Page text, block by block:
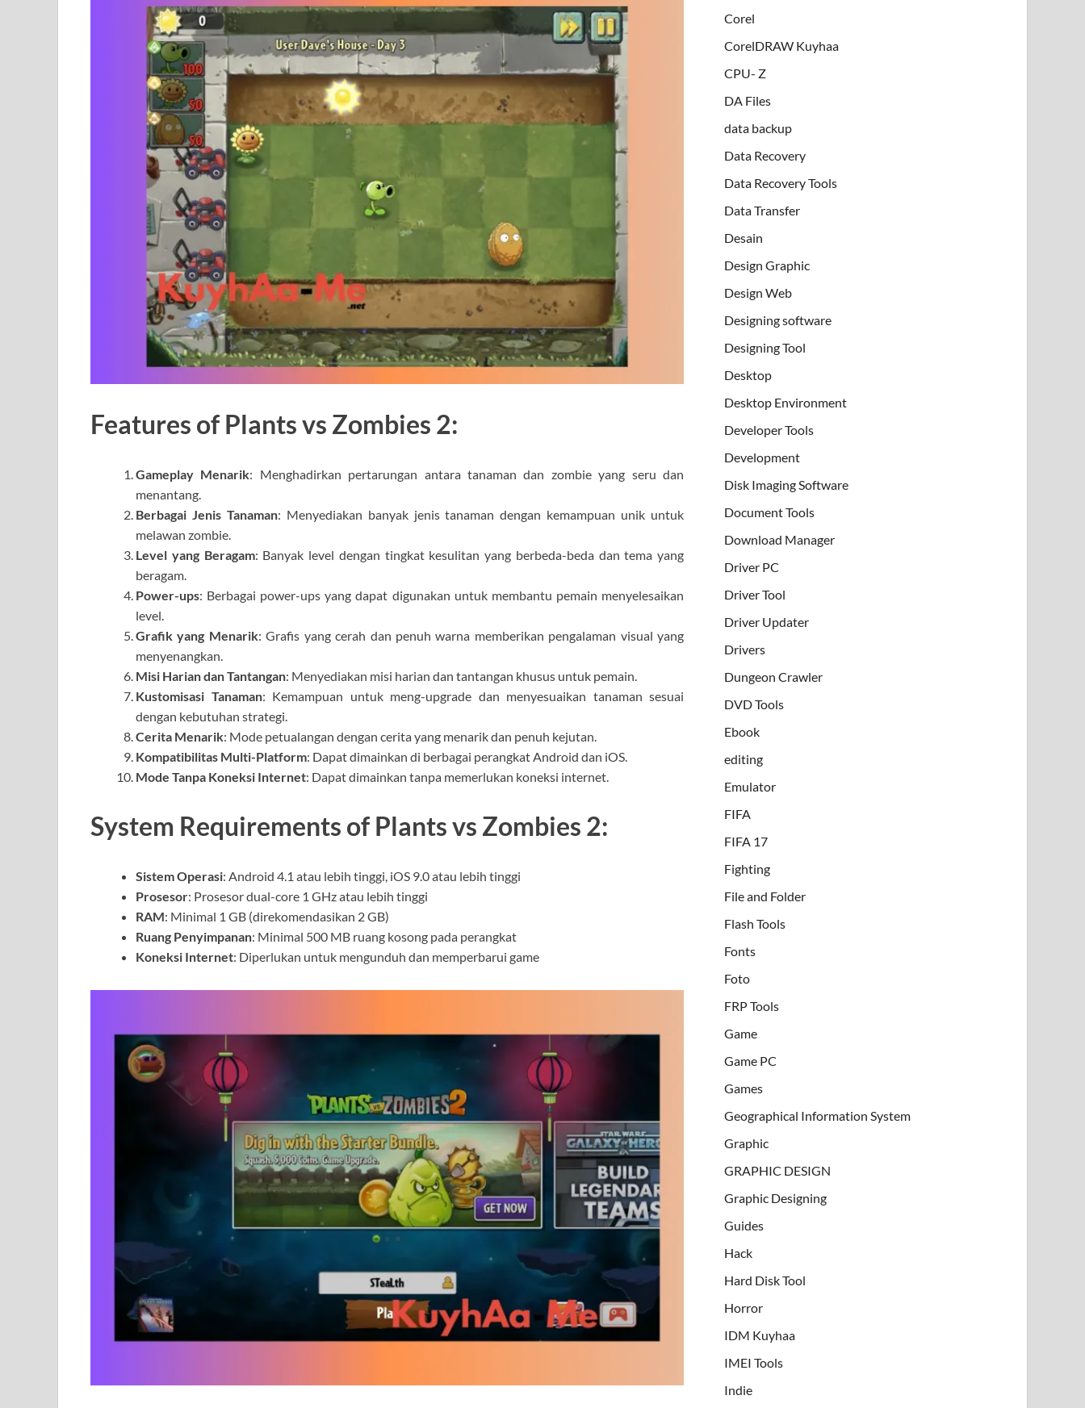
Features of Plants vs Zombies 2:
Gameplay Menarik: Menghadirkan pertarungan antara tanaman dan zombie yang seru dan
menantang.
Berbagai Jenis Tanaman: Menyediakan banyak jenis tanaman dengan kemampuan unik untuk
melawan zombie.
Level yang Beragam: Banyak level dengan tingkat kesulitan yang berbeda-beda dan tema yang
beragam.
Power-ups: Berbagai power-ups yang dapat digunakan untuk membantu pemain menyelesaikan
level.
Grafik yang Menarik: Grafis yang cerah dan penuh warna memberikan pengalaman visual yang
menyenangkan.
Misi Harian dan Tantangan: Menyediakan misi harian dan tantangan khusus untuk pemain.
Kustomisasi Tanaman: Kemampuan untuk meng-upgrade dan menyesuaikan tanaman sesuai
dengan kebutuhan strategi.
Cerita Menarik: Mode petualangan dengan cerita yang menarik dan penuh kejutan.
Kompatibilitas Multi-Platform: Dapat dimainkan di berbagai perangkat Android dan iOS.
Mode Tanpa Koneksi Internet: Dapat dimainkan tanpa memerlukan koneksi internet.
System Requirements of Plants vs Zombies 2:
Sistem Operasi: Android 4.1 atau lebih tinggi, iOS 9.0 atau lebih tinggi
Prosesor: Prosesor dual-core 1 GHz atau lebih tinggi
RAM: Minimal 1 GB (direkomendasikan 2 GB)
Ruang Penyimpanan: Minimal 500 MB ruang kosong pada perangkat
Koneksi Internet: Diperlukan untuk mengunduh dan memperbarui game
Corel
CorelDRAW Kuyhaa
CPU- Z
DA Files
data backup
Data Recovery
Data Recovery Tools
Data Transfer
Desain
Design Graphic
Design Web
Designing software
Designing Tool
Desktop
Desktop Environment
Developer Tools
Development
Disk Imaging Software
Document Tools
Download Manager
Driver PC
Driver Tool
Driver Updater
Drivers
Dungeon Crawler
DVD Tools
Ebook
editing
Emulator
FIFA
FIFA 17
Fighting
File and Folder
Flash Tools
Fonts
Foto
FRP Tools
Game
Game PC
Games
Geographical Information System
Graphic
GRAPHIC DESIGN
Graphic Designing
Guides
Hack
Hard Disk Tool
Horror
IDM Kuyhaa
IMEI Tools
Indie